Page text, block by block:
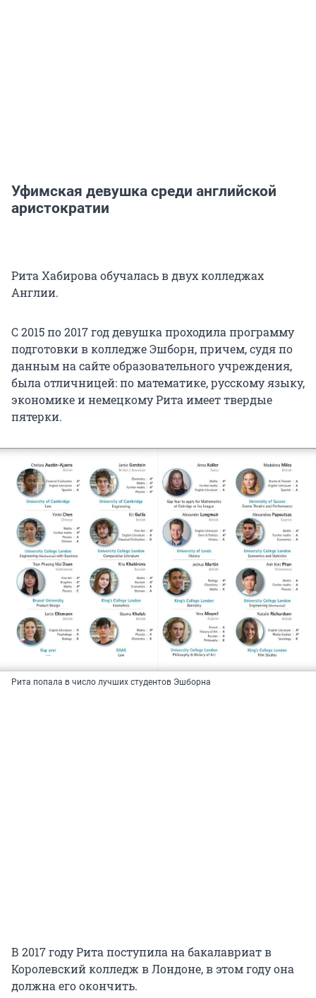
Уфимская девушка среди английской
аристократии
Рита Хабирова обучалась в двух колледжах
Англии.
С 2015 по 2017 год девушка проходила программу
подготовки в колледже Эшборн, причем, судя по
данным на сайте образовательного учреждения,
была отличницей: по математике, русскому языку,
экономике и немецкому Рита имеет твердые
пятерки.
Рита попала в число лучших студентов Эшборна
В 2017 году Рита поступила на бакалавриат в
Королевский колледж в Лондоне, в этом году она
должна его окончить.